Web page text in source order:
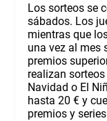
Los sorteos se
sábados. Los
mientras que
una vez al mes
premios
realizan
Navidad o El
hasta 20 € y
premios y